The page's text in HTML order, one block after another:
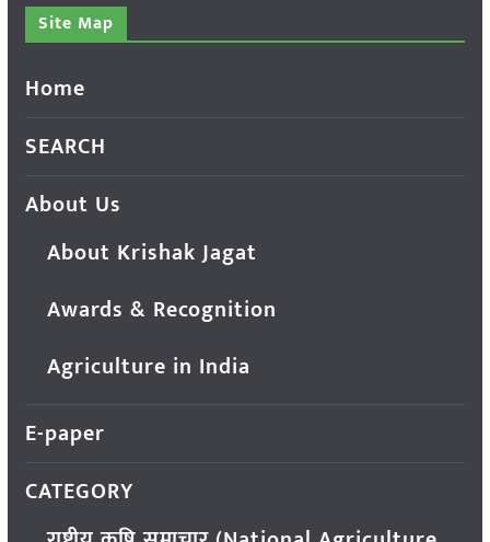
Site Map
Home
SEARCH
About Us
About Krishak Jagat
Awards & Recognition
Agriculture in India
E-paper
CATEGORY